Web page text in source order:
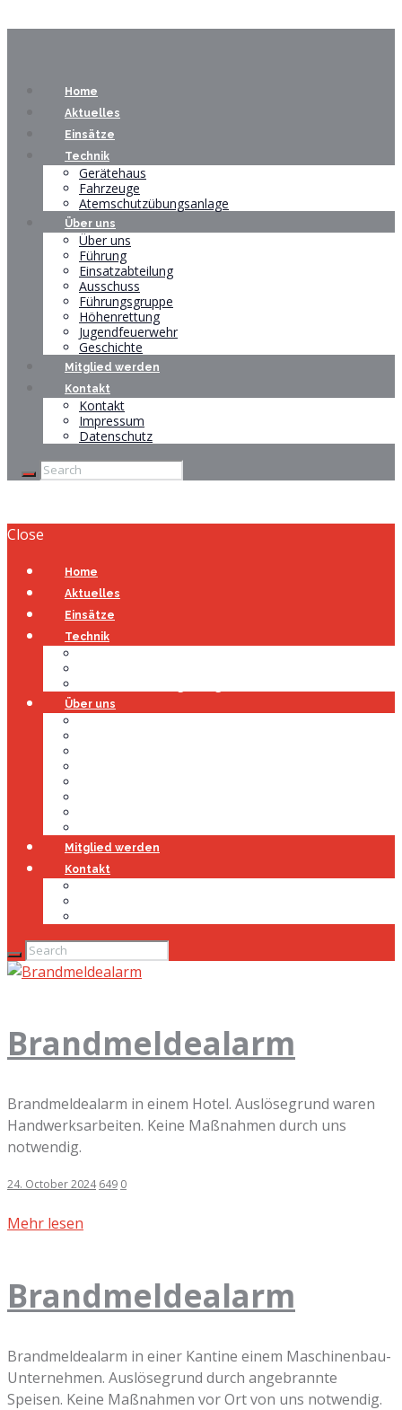
Home
Aktuelles
Einsätze
Technik
Gerätehaus
Fahrzeuge
Atemschutzübungsanlage
Über uns
Über uns
Führung
Einsatzabteilung
Ausschuss
Führungsgruppe
Höhenrettung
Jugendfeuerwehr
Geschichte
Mitglied werden
Kontakt
Kontakt
Impressum
Datenschutz
Close
Home
Aktuelles
Einsätze
Technik
Über uns
Mitglied werden
Kontakt
Brandmeldealarm
Brandmeldealarm in einem Hotel. Auslösegrund waren
Handwerksarbeiten. Keine Maßnahmen durch uns
notwendig.
24. October 2024 649 0
Mehr lesen
Brandmeldealarm
Brandmeldealarm in einer Kantine einem Maschinenbau-
Unternehmen. Auslösegrund durch angebrannte
Speisen. Keine Maßnahmen vor Ort von uns notwendig.